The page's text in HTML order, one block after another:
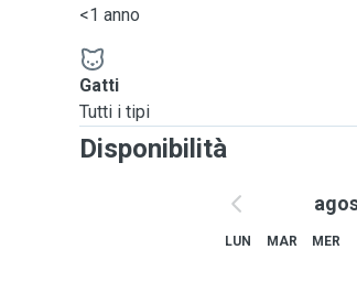
<1 anno
Gatti
Tutti i tipi
Disponibilità
LUN MAR MER